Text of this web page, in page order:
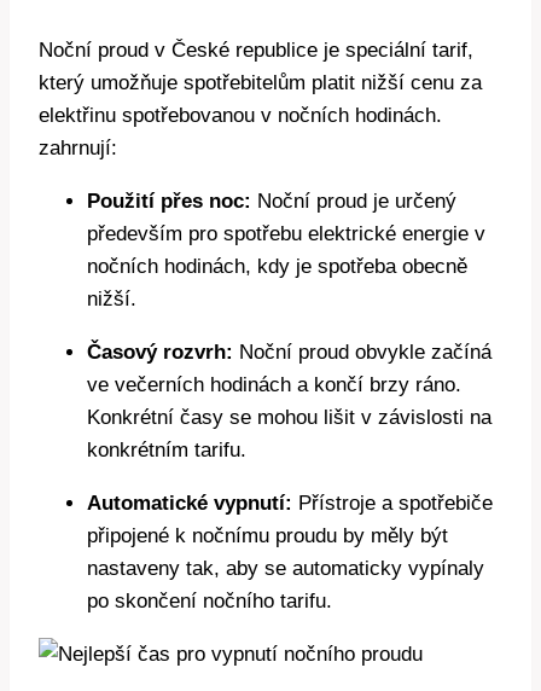
Noční proud v České republice je speciální tarif,
který umožňuje spotřebitelům platit nižší cenu za
elektřinu spotřebovanou v nočních hodinách.
zahrnují:
Použití přes noc: Noční proud je určený
především pro spotřebu elektrické energie v
nočních hodinách, kdy je spotřeba obecně
nižší.
Časový rozvrh: Noční proud obvykle začíná
ve večerních hodinách a končí brzy ráno.
Konkrétní časy se mohou lišit v závislosti na
konkrétním tarifu.
Automatické vypnutí: Přístroje a spotřebiče
připojené k nočnímu proudu by měly být
nastaveny tak, aby se automaticky vypínaly
po skončení nočního tarifu.